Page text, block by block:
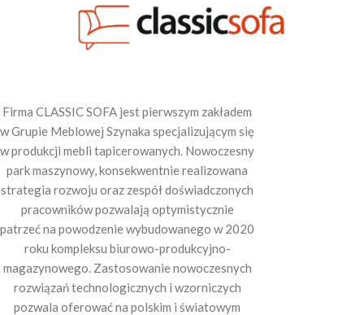
Firma CLASSIC SOFA jest pierwszym zakładem
w Grupie Meblowej Szynaka specjalizującym się
w produkcji mebli tapicerowanych. Nowoczesny
park maszynowy, konsekwentnie realizowana
strategia rozwoju oraz zespół doświadczonych
pracowników pozwalają optymistycznie
patrzeć na powodzenie wybudowanego w 2020
roku kompleksu biurowo-produkcyjno-
magazynowego. Zastosowanie nowoczesnych
rozwiązań technologicznych i wzorniczych
pozwala oferować na polskim i światowym